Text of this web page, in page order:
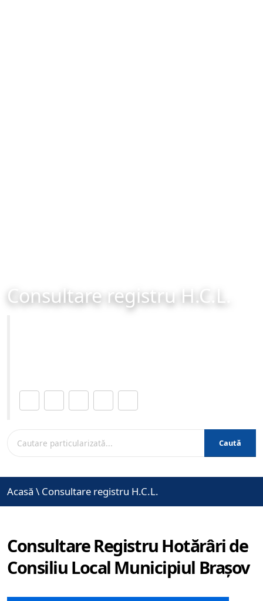
Consultare registru H.C.L.
Caută
Acasă \ Consultare registru H.C.L.
Consultare Registru Hotărâri de
Consiliu Local Municipiul Brașov